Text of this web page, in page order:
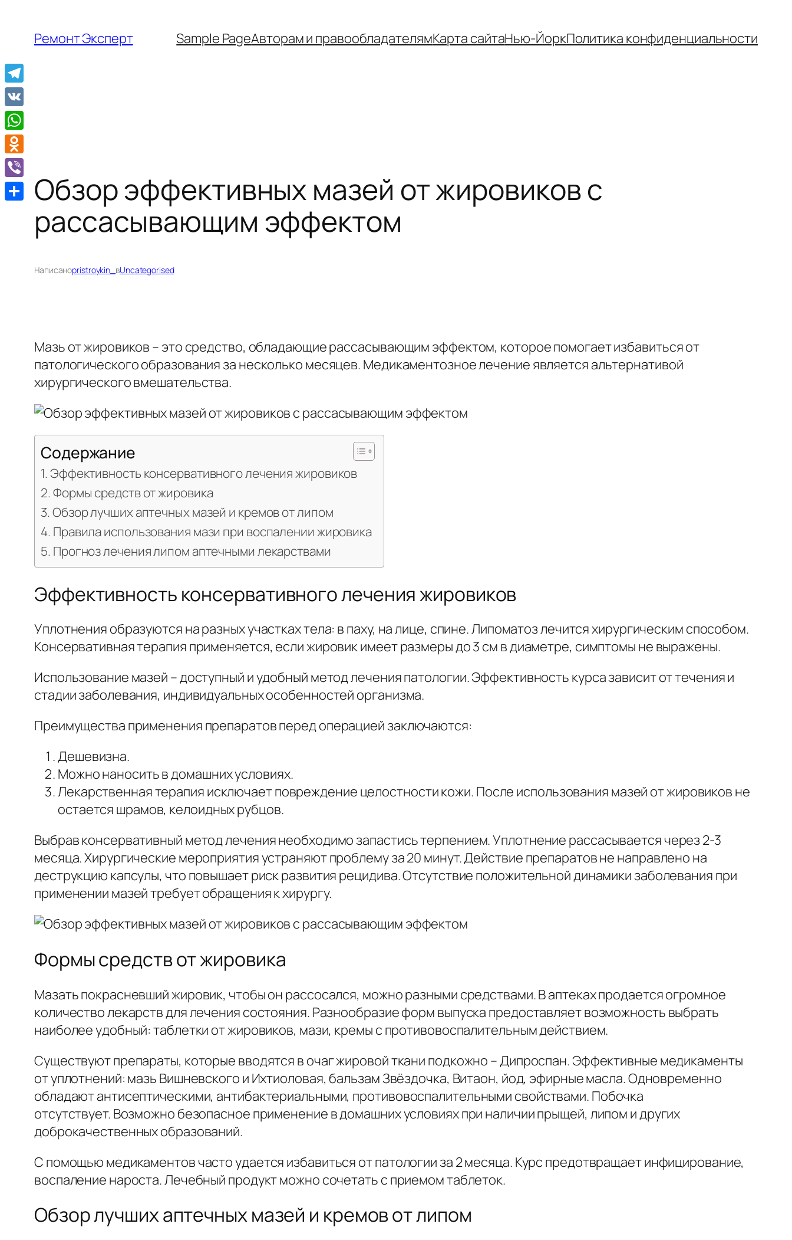
содержимому
Ремонт Эксперт Sample PageАвторам и правообладателямКарта сайтаНью-ЙоркПолитика конфиденциальности
Обзор эффективных мазей от жировиков с
рассасывающим эффектом
Написаноpristroykin_ вUncategorised
Мазь от жировиков – это средство, обладающие рассасывающим эффектом, которое помогает избавиться от
патологического образования за несколько месяцев. Медикаментозное лечение является альтернативой
хирургического вмешательства.
Содержание
Эффективность консервативного лечения жировиков
Формы средств от жировика
Обзор лучших аптечных мазей и кремов от липом
Правила использования мази при воспалении жировика
Прогноз лечения липом аптечными лекарствами
Эффективность консервативного лечения жировиков
Уплотнения образуются на разных участках тела: в паху, на лице, спине. Липоматоз лечится хирургическим способом.
Консервативная терапия применяется, если жировик имеет размеры до 3 см в диаметре, симптомы не выражены.
Использование мазей – доступный и удобный метод лечения патологии. Эффективность курса зависит от течения и
стадии заболевания, индивидуальных особенностей организма.
Преимущества применения препаратов перед операцией заключаются:
Дешевизна.
Можно наносить в домашних условиях.
Лекарственная терапия исключает повреждение целостности кожи. После использования мазей от жировиков не
остается шрамов, келоидных рубцов.
Выбрав консервативный метод лечения необходимо запастись терпением. Уплотнение рассасывается через 2-3
месяца. Хирургические мероприятия устраняют проблему за 20 минут. Действие препаратов не направлено на
деструкцию капсулы, что повышает риск развития рецидива. Отсутствие положительной динамики заболевания при
применении мазей требует обращения к хирургу.
Формы средств от жировика
Мазать покрасневший жировик, чтобы он рассосался, можно разными средствами. В аптеках продается огромное
количество лекарств для лечения состояния. Разнообразие форм выпуска предоставляет возможность выбрать
наиболее удобный: таблетки от жировиков, мази, кремы с противовоспалительным действием.
Существуют препараты, которые вводятся в очаг жировой ткани подкожно – Дипроспан. Эффективные медикаменты
от уплотнений: мазь Вишневского и Ихтиоловая, бальзам Звёздочка, Витаон, йод, эфирные масла. Одновременно
обладают антисептическими, антибактериальными, противовоспалительными свойствами. Побочка
отсутствует. Возможно безопасное применение в домашних условиях при наличии прыщей, липом и других
доброкачественных образований.
С помощью медикаментов часто удается избавиться от патологии за 2 месяца. Курс предотвращает инфицирование,
воспаление нароста. Лечебный продукт можно сочетать с приемом таблеток.
Обзор лучших аптечных мазей и кремов от липом
Telegram
VK
WhatsApp
Odnoklassniki
Viber